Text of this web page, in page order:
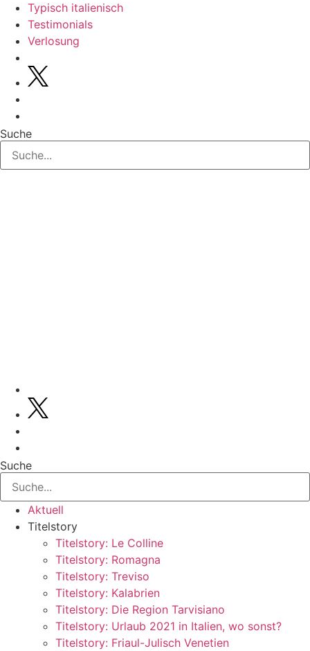
Typisch italienisch
Testimonials
Verlosung
Suche
Suche
Aktuell
Titelstory
Titelstory: Le Colline
Titelstory: Romagna
Titelstory: Treviso
Titelstory: Kalabrien
Titelstory: Die Region Tarvisiano
Titelstory: Urlaub 2021 in Italien, wo sonst?
Titelstory: Friaul-Julisch Venetien